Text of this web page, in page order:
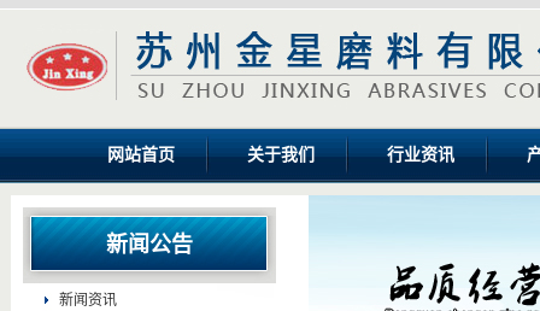
网站首页 关于我们 行业资讯
新闻公告
新闻资讯